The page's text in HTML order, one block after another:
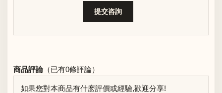
商品評論（已有0條評論）
如果您對本商品有什麽評價或經驗,歡迎分享!